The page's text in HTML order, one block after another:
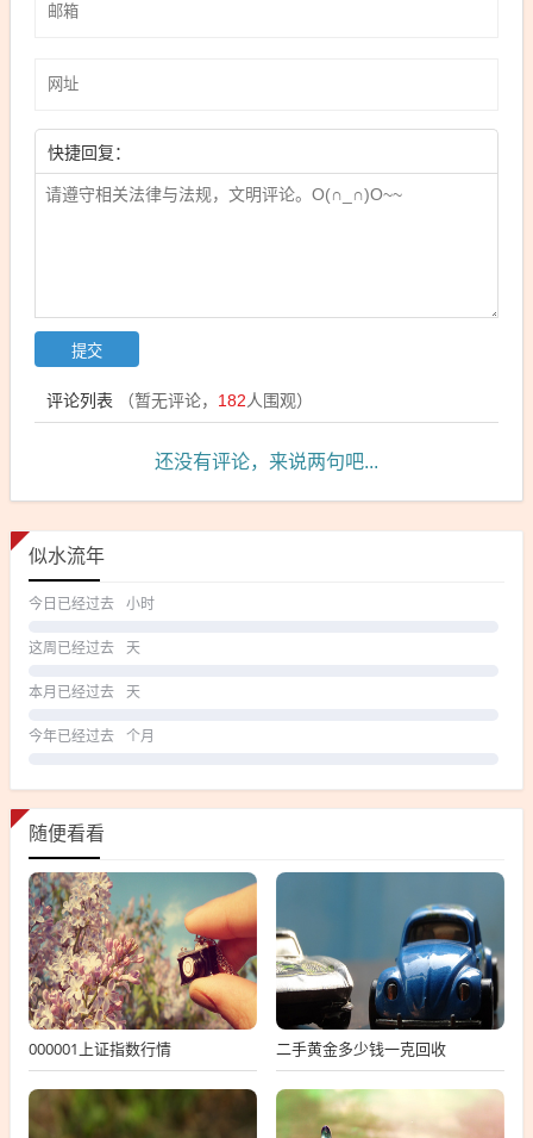
快捷回复：
评论列表 （暂无评论， 182人围观）
还没有评论，来说两句吧...
似水流年
今日已经过去 小时
这周已经过去 天
本月已经过去 天
今年已经过去 个月
随便看看
000001上证指数行情 二手黄金多少钱一克回收